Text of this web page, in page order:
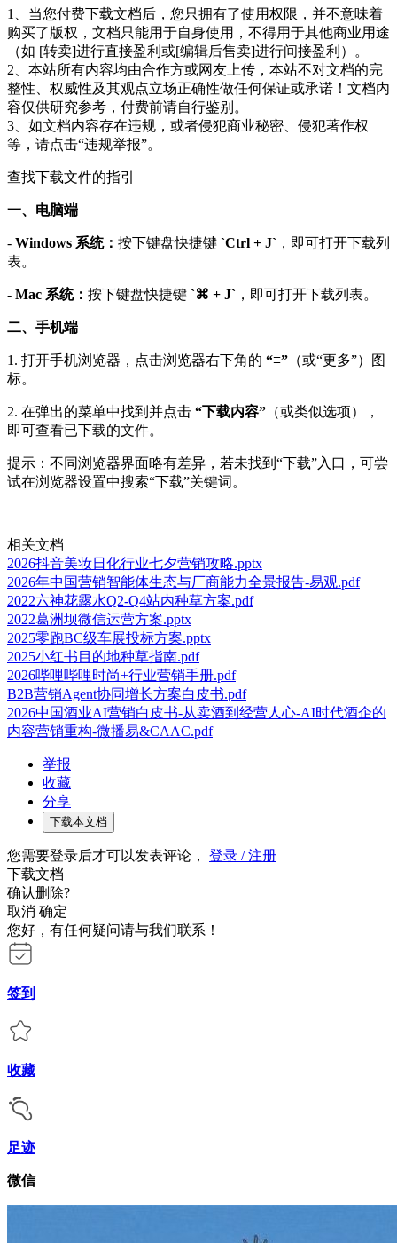
1、当您付费下载文档后，您只拥有了使用权限，并不意味着
购买了版权，文档只能用于自身使用，不得用于其他商业用途
（如 [转卖]进行直接盈利或[编辑后售卖]进行间接盈利）。
2、本站所有内容均由合作方或网友上传，本站不对文档的完
整性、权威性及其观点立场正确性做任何保证或承诺！文档内
容仅供研究参考，付费前请自行鉴别。
3、如文档内容存在违规，或者侵犯商业秘密、侵犯著作权
等，请点击“违规举报”。
查找下载文件的指引
一、电脑端
- Windows 系统： 按下键盘快捷键 `Ctrl + J` ，即可打开下载列
表。
- Mac 系统： 按下键盘快捷键 `⌘ + J` ，即可打开下载列表。
二、手机端
1. 打开手机浏览器，点击浏览器右下角的 “≡” （或“更多”）图
标。
2. 在弹出的菜单中找到并点击 “下载内容” （或类似选项），
即可查看已下载的文件。
提示：不同浏览器界面略有差异，若未找到“下载”入口，可尝
试在浏览器设置中搜索“下载”关键词。
相关文档
2026抖音美妆日化行业七夕营销攻略.pptx
2026年中国营销智能体生态与厂商能力全景报告-易观.pdf
2022六神花露水Q2-Q4站内种草方案.pdf
2022葛洲坝微信运营方案.pptx
2025零跑BC级车展投标方案.pptx
2025小红书目的地种草指南.pdf
2026哔哩哔哩时尚+行业营销手册.pdf
B2B营销Agent协同增长方案白皮书.pdf
2026中国酒业AI营销白皮书-从卖酒到经营人心-AI时代酒企的
内容营销重构-微播易&CAAC.pdf
举报
收藏
分享
下载本文档
您需要登录后才可以发表评论， 登录 / 注册
下载文档
确认删除?
取消 确定
您好，有任何疑问请与我们联系！
签到
收藏
足迹
微信